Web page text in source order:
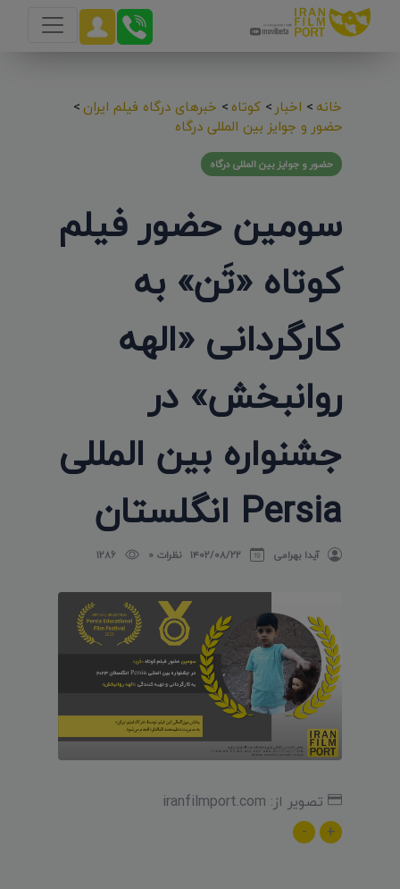
خانه> اخبار> کوتاه> خبرهای درگاه فیلم ایران>
حضور و جوایز بین المللی درگاه
حضور و جوایز بین المللی درگاه
سومین حضور فیلم
کوتاه «تَن» به
کارگردانی «الهه
روانبخش» در
جشنواره بین المللی
Persia انگلستان
آیدا بهرامی ۱۴۰۲/۰۸/۲۲ نظرات 0 1286
تصویر از: iranfilmport.com
+
-